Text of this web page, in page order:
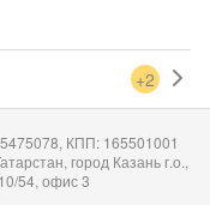
+2
КПП: 165501001
город Казань г.о.,
54, офис 3